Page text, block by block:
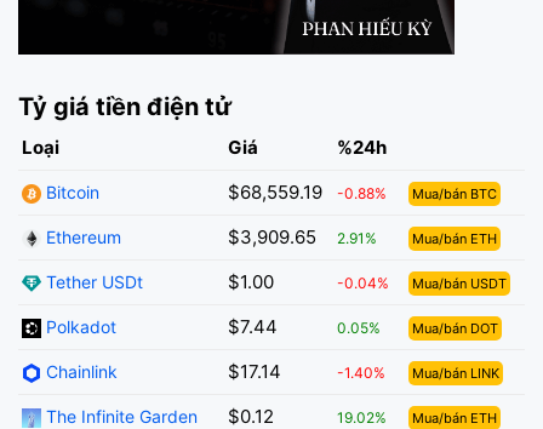
Tỷ giá tiền điện tử
Loại Giá %24h
Bitcoin $68,559.19 -0.88% Mua/bán BTC
Ethereum $3,909.65 2.91% Mua/bán ETH
Tether USDt $1.00 -0.04% Mua/bán USDT
Polkadot $7.44 0.05% Mua/bán DOT
Chainlink $17.14 -1.40% Mua/bán LINK
The Infinite Garden $0.12 19.02% Mua/bán ETH